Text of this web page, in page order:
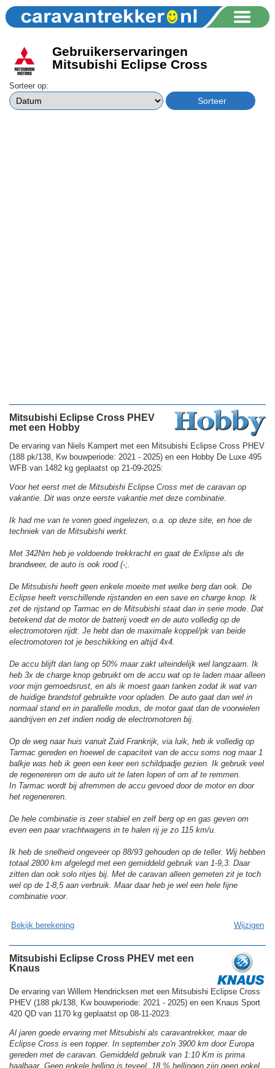
Gebruikerservaringen
Mitsubishi Eclipse Cross
Sorteer op:
Mitsubishi Eclipse Cross PHEV
met een Hobby
De ervaring van Niels Kampert met een Mitsubishi Eclipse Cross PHEV
(188 pk/138, Kw bouwperiode: 2021 - 2025) en een Hobby De Luxe 495
WFB van 1482 kg geplaatst op 21-09-2025:
Voor het eerst met de Mitsubishi Eclipse Cross met de caravan op
vakantie. Dit was onze eerste vakantie met deze combinatie.
Ik had me van te voren goed ingelezen, o.a. op deze site, en hoe de
techniek van de Mitsubishi werkt.
Met 342Nm heb je voldoende trekkracht en gaat de Exlipse als de
brandweer, de auto is ook rood (-;.
De Mitsubishi heeft geen enkele moeite met welke berg dan ook. De
Eclipse heeft verschillende rijstanden en een save en charge knop. Ik
zet de rijstand op Tarmac en de Mitsubishi staat dan in serie mode. Dat
betekend dat de motor de batterij voedt en de auto volledig op de
electromotoren rijdt. Je hebt dan de maximale koppel/pk van beide
electromotoren tot je beschikking en altijd 4x4.
De accu blijft dan lang op 50% maar zakt uiteindelijk wel langzaam. Ik
heb 3x de charge knop gebruikt om de accu wat op te laden maar alleen
voor mijn gemoedsrust, en als ik moest gaan tanken zodat ik wat van
de huidige brandstof gebruikte voor opladen. De auto gaat dan wel in
normaal stand en in parallelle modus, de motor gaat dan de voorwielen
aandrijven en zet indien nodig de electromotoren bij.
Op de weg naar huis vanuit Zuid Frankrijk, via luik, heb ik volledig op
Tarmac gereden en hoewel de capaciteit van de accu soms nog maar 1
balkje was heb ik geen een keer een schildpadje gezien. Ik gebruik veel
de regenereren om de auto uit te laten lopen of om af te remmen.
In Tarmac wordt bij afremmen de accu gevoed door de motor en door
het regenereren.
De hele combinatie is zeer stabiel en zelf berg op en gas geven om
even een paar vrachtwagens in te halen rij je zo 115 km/u.
Ik heb de snelheid ongeveer op 88/93 gehouden op de teller. Wij hebben
totaal 2800 km afgelegd met een gemiddeld gebruik van 1-9,3. Daar
zitten dan ook solo ritjes bij. Met de caravan alleen gemeten zit je toch
wel op de 1-8,5 aan verbruik. Maar daar heb je wel een hele fijne
combinatie voor.
Bekijk berekening Wijzigen
Mitsubishi Eclipse Cross PHEV met een
Knaus
De ervaring van Willem Hendricksen met een Mitsubishi Eclipse Cross
PHEV (188 pk/138, Kw bouwperiode: 2021 - 2025) en een Knaus Sport
420 QD van 1170 kg geplaatst op 08-11-2023:
Al jaren goede ervaring met Mitsubishi als caravantrekker, maar de
Eclipse Cross is een topper. In september zo'n 3900 km door Europa
gereden met de caravan. Gemiddeld gebruik van 1:10 Km is prima
haalbaar. Geen enkele helling is teveel. 18 % hellingen zijn geen enkel